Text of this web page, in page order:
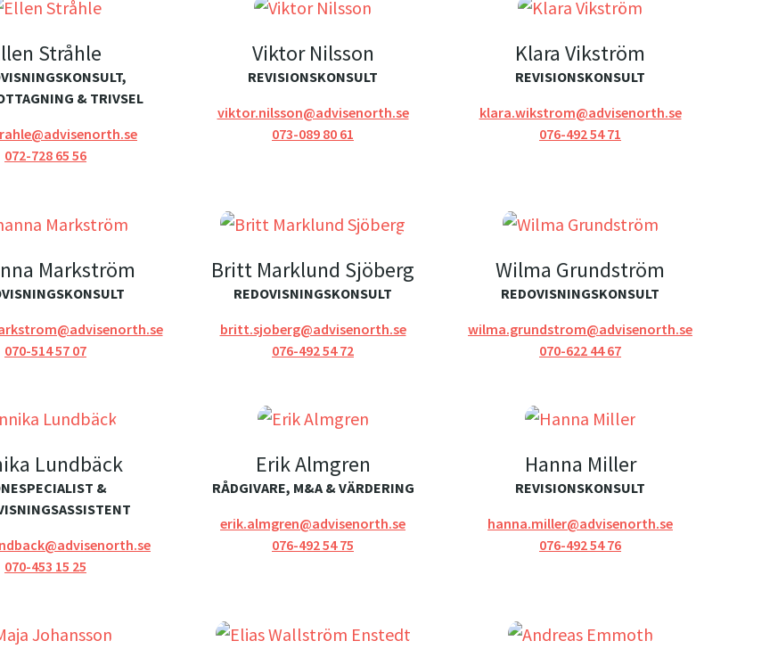
Stråhle
& TRIVSEL
072-728 65 56
Viktor Nilsson
REVISIONSKONSULT
viktor.nilsson@advisenorth.se
073-089 80 61
Klara Vikström
REVISIONSKONSULT
klara.wikstrom@advisenorth.se
076-492 54 71
Markström
070-514 57 07
Britt Marklund Sjöberg
REDOVISNINGSKONSULT
britt.sjoberg@advisenorth.se
076-492 54 72
Wilma Grundström
REDOVISNINGSKONSULT
wilma.grundstrom@advisenorth.se
070-622 44 67
Lundbäck
&
070-453 15 25
Erik Almgren
RÅDGIVARE, M&A & VÄRDERING
erik.almgren@advisenorth.se
076-492 54 75
Hanna Miller
REVISIONSKONSULT
hanna.miller@advisenorth.se
076-492 54 76